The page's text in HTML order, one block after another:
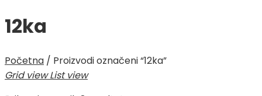
12ka
Početna / Proizvodi označeni “12ka”
Grid view List view